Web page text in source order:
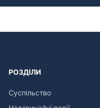
РОЗДІЛИ
Суспільство